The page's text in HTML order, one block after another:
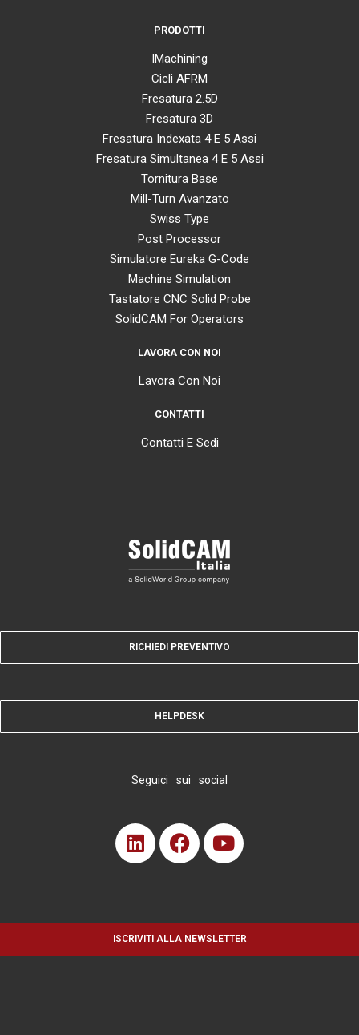
PRODOTTI
IMachining
Cicli AFRM
Fresatura 2.5D
Fresatura 3D
Fresatura Indexata 4 E 5 Assi
Fresatura Simultanea 4 E 5 Assi
Tornitura Base
Mill-Turn Avanzato
Swiss Type
Post Processor
Simulatore Eureka G-Code
Machine Simulation
Tastatore CNC Solid Probe
SolidCAM For Operators
LAVORA CON NOI
Lavora Con Noi
CONTATTI
Contatti E Sedi
RICHIEDI PREVENTIVO
HELPDESK
Seguici sui social
ISCRIVITI ALLA NEWSLETTER